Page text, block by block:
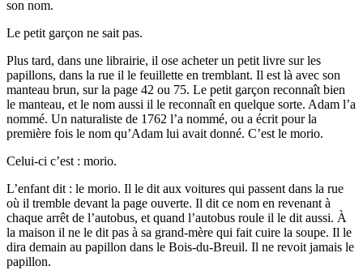
son nom.
Le petit garçon ne sait pas.
Plus tard, dans une librairie, il ose acheter un petit livre sur les
papillons, dans la rue il le feuillette en tremblant. Il est là avec son
manteau brun, sur la page 42 ou 75. Le petit garçon reconnaît bien
le manteau, et le nom aussi il le reconnaît en quelque sorte. Adam l’a
nommé. Un naturaliste de 1762 l’a nommé, ou a écrit pour la
première fois le nom qu’Adam lui avait donné. C’est le morio.
Celui-ci c’est : morio.
L’enfant dit : le morio. Il le dit aux voitures qui passent dans la rue
où il tremble devant la page ouverte. Il dit ce nom en revenant à
chaque arrêt de l’autobus, et quand l’autobus roule il le dit aussi. À
la maison il ne le dit pas à sa grand-mère qui fait cuire la soupe. Il le
dira demain au papillon dans le Bois-du-Breuil. Il ne revoit jamais le
papillon.